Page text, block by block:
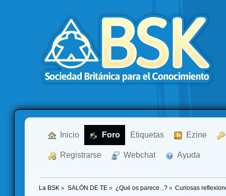
Inicio Foro Etiquetas Ezine
Registrarse Webchat Ayuda
La BSK » SALÓN DE TE » ¿Qué os parece...?» Curiosas